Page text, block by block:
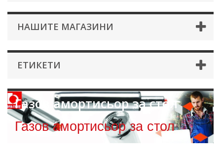
НАШИТЕ МАГАЗИНИ
ЕТИКЕТИ
Газов амортисьор за стол
Газов амортисьор за стол